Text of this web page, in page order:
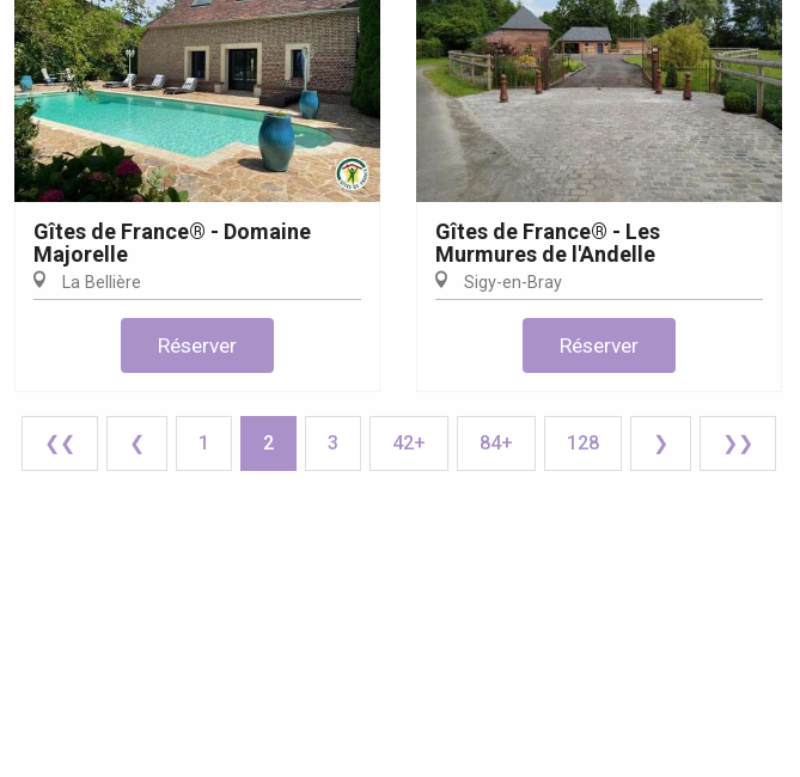
Gîtes de France® - Domaine
Majorelle
La Bellière
Réserver
Gîtes de France® - Les
Murmures de l'Andelle
Sigy-en-Bray
Réserver
❮❮ ❮ 1 2 3 42+ 84+ 128 ❯ ❯❯